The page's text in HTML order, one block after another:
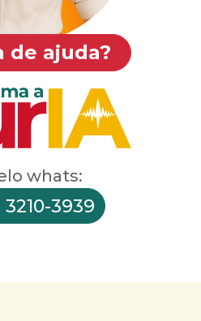
de ajuda?
whats:
3210-3939